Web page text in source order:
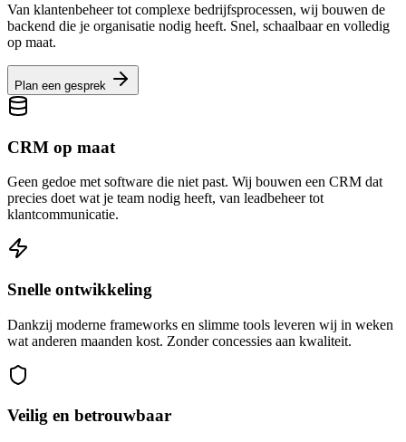
Van klantenbeheer tot complexe bedrijfsprocessen, wij bouwen de
backend die je organisatie nodig heeft. Snel, schaalbaar en volledig
op maat.
Plan een gesprek
CRM op maat
Geen gedoe met software die niet past. Wij bouwen een CRM dat
precies doet wat je team nodig heeft, van leadbeheer tot
klantcommunicatie.
Snelle ontwikkeling
Dankzij moderne frameworks en slimme tools leveren wij in weken
wat anderen maanden kost. Zonder concessies aan kwaliteit.
Veilig en betrouwbaar